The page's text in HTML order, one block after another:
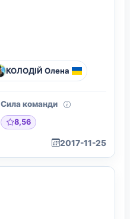
КОЛОДІЙ Олена
Сила команди
8,56
2017-11-25